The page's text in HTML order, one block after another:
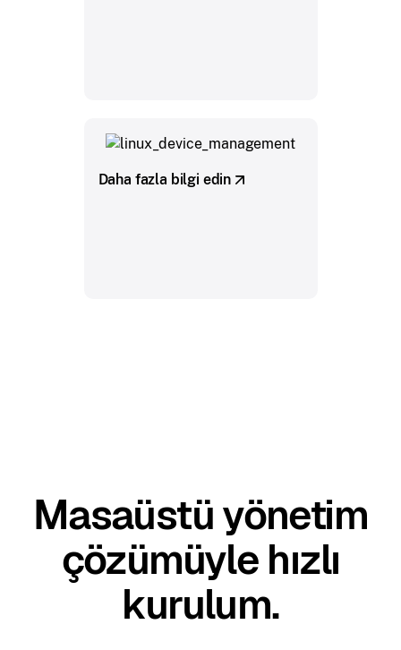
Daha fazla bilgi edin
Masaüstü yönetim
çözümüyle hızlı
kurulum.